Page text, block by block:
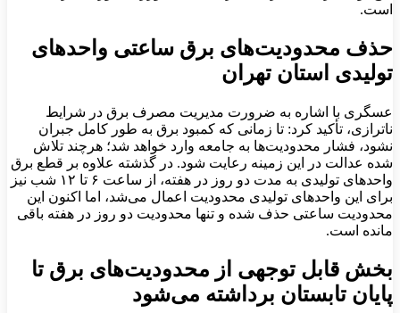
است.
حذف محدودیت‌های برق ساعتی واحدهای
تولیدی استان تهران
عسگری با اشاره به ضرورت مدیریت مصرف برق در شرایط
ناترازی، تأکید کرد: تا زمانی که کمبود برق به طور کامل جبران
نشود، فشار محدودیت‌ها به جامعه وارد خواهد شد؛ هرچند تلاش
شده عدالت در این زمینه رعایت شود. در گذشته علاوه بر قطع برق
واحدهای تولیدی به مدت دو روز در هفته، از ساعت ۶ تا ۱۲ شب نیز
برای این واحدهای تولیدی محدودیت اعمال می‌شد، اما اکنون این
محدودیت ساعتی حذف شده و تنها محدودیت دو روز در هفته باقی
مانده است.
بخش قابل توجهی از محدودیت‌های برق تا
پایان تابستان برداشته می‌شود